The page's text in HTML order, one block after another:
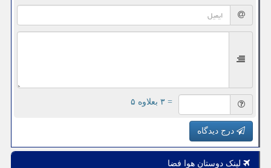
= ۳ بعلاوه ۵
درج دیدگاه
لینک دوستان هوا فضا